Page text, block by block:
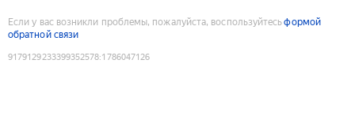
Если у вас возникли проблемы, пожалуйста, воспользуйтесьформой
обратной связи
9179129233399352578:1786047126